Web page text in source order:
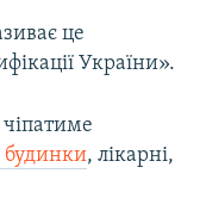
це
України».
чіпатиме
будинки, лікарні,